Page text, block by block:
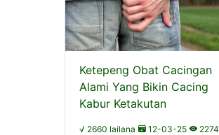
Ketepeng Obat Cacingan
Alami Yang Bikin Cacing
Kabur Ketakutan
√ 2660 lailana 12-03-25 2274